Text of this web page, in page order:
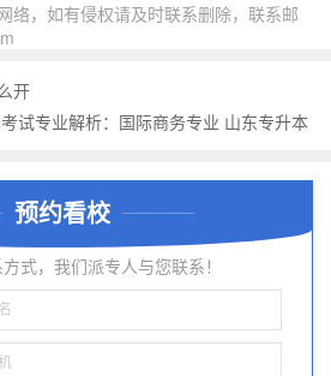
络，如有侵权请及时联系删除，联系邮
开
试专业解析：国际商务专业 山东专升本
预约看校
式，我们派专人与您联系！